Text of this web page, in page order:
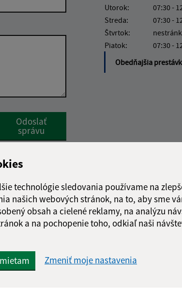
technológie sledovania používame na
našich webových stránok, na to, aby sme
obsah a cielené reklamy, na analýzu
a na pochopenie toho, odkiaľ naši
Zmeniť moje nastavenia
Google reCaptcha Response
Odoslať
správu
Utorok:
07:30 -
Streda:
07:30 -
Štvrtok:
Piatok:
07:30 -
Obedňajšia